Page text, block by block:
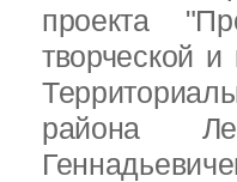
проекта
творческой
района